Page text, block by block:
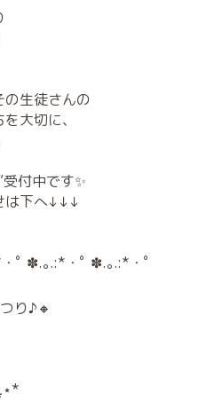
生徒さんの
大切に、
付中です✨
は下へ↓↓↓
ﾟ ✽.｡.:*・ﾟ ✽.｡.:*・ﾟ
り♪🔸